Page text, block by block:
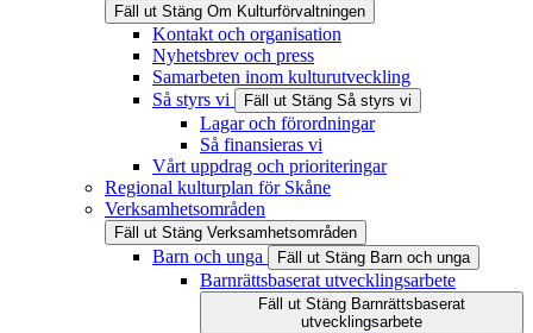
Fäll ut Stäng Om Kulturförvaltningen
Kontakt och organisation
Nyhetsbrev och press
Samarbeten inom kulturutveckling
Så styrs vi
Fäll ut Stäng Så styrs vi
Lagar och förordningar
Så finansieras vi
Vårt uppdrag och prioriteringar
Regional kulturplan för Skåne
Verksamhetsområden
Fäll ut Stäng Verksamhetsområden
Barn och unga Fäll ut Stäng Barn och unga
Barnrättsbaserat utvecklingsarbete
Fäll ut Stäng Barnrättsbaserat
utvecklingsarbete